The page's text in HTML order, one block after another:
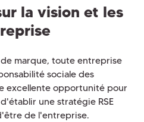
la vision et les
marque, toute entreprise
sociale des
excellente opportunité pour
une stratégie RSE
de l'entreprise.